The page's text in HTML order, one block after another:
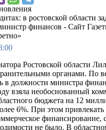
Ростовской области
органами. По
в должности министра
взяла необоснованный
бюджета на 12
6%. При этом привлекать
финансирование,
не было. В